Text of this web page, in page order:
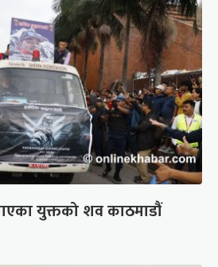
युक्तको शव काठमाडौं